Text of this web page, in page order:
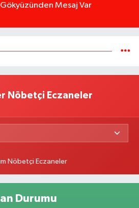
Mesaj Var
Nöbetçi Eczaneler
Nöbetçi Eczaneler
Durumu